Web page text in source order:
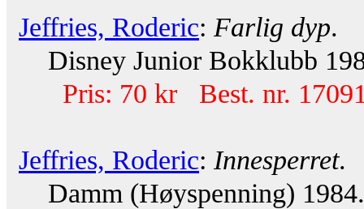
Jeffries, Roderic: Farlig dyp.
Disney Junior Bokklubb
Pris: 70 kr Best. nr.
Jeffries, Roderic: Innesperret.
Damm (Høyspenning)